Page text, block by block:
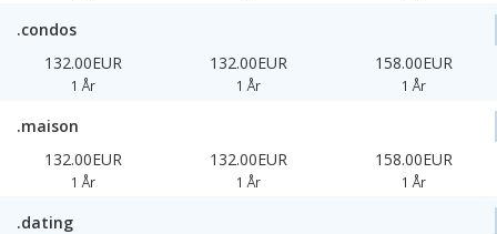
.condos
132.00EUR
1 År
132.00EUR
1 År
158.00EUR
1 År
.maison
132.00EUR
1 År
132.00EUR
1 År
158.00EUR
1 År
.dating